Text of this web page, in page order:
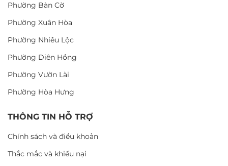
Phường Bàn Cờ
Phường Xuân Hòa
Phường Nhiêu Lộc
Phường Diên Hồng
Phường Vườn Lài
Phường Hòa Hưng
THÔNG TIN HỖ TRỢ
Chính sách và điều khoản
Thắc mắc và khiếu nại